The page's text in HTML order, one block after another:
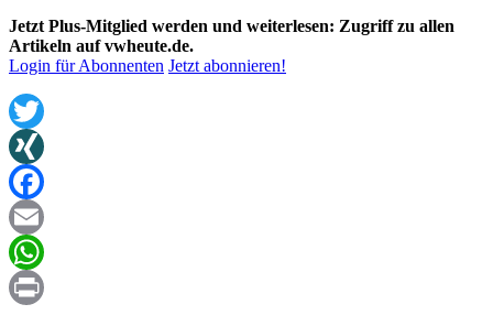
Jetzt Plus-Mitglied werden und weiterlesen: Zugriff zu allen
Artikeln auf vwheute.de.
Login für Abonnenten Jetzt abonnieren!
Twitter
XING
Facebook
Email
WhatsApp